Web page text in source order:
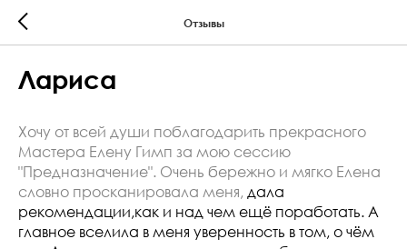
Отзывы
Лариса
Хочу от всей души поблагодарить прекрасного
Мастера Елену Гимп за мою сессию
"Предназначение". Очень бережно и мягко Елена
словно просканировала меня, дала
рекомендации,как и над чем ещё поработать. А
главное вселила в меня уверенность в том, о чём